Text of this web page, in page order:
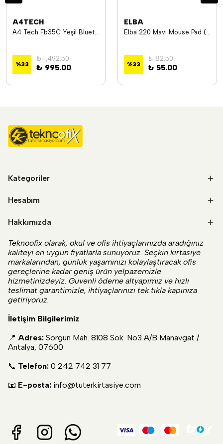
A4TECH
A4 Tech Fb35C Yeşil Bluetooth+2.4G Nano Optik 2400Dpi Şarjlı Mouse
%33
₺ 1,492.50
₺ 995.00
ELBA
Elba 220 Mavi Mouse Pad (220-180-2)
%33
₺ 82.50
₺ 55.00
Kategoriler
Hesabım
Hakkımızda
Teknoofix olarak, okul ve ofis ihtiyaçlarınızda aradığınız
kaliteyi en uygun fiyatlarla sunuyoruz. Seçkin kırtasiye
markalarından, günlük yaşamınızı kolaylaştıracak ofis
gereçlerine kadar geniş ürün yelpazemizle
hizmetinizdeyiz. Güvenli ödeme altyapımız ve hızlı
teslimat garantimizle, ihtiyaçlarınızı tek tıkla kapınıza
getiriyoruz.
İletişim Bilgilerimiz
📍 Adres: Sorgun Mah. 8108 Sok. No3 A/B Manavgat /
Antalya, 07600
📞 Telefon: 0 242 742 31 77
📧 E-posta: info@tuterkirtasiye.com